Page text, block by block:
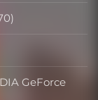
GeForce